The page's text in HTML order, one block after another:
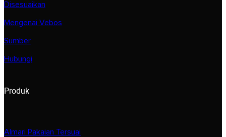
Disesuaikan
Mengenai Vebos
Sumber
Hubungi
Produk
Almari Pakaian Tersuai